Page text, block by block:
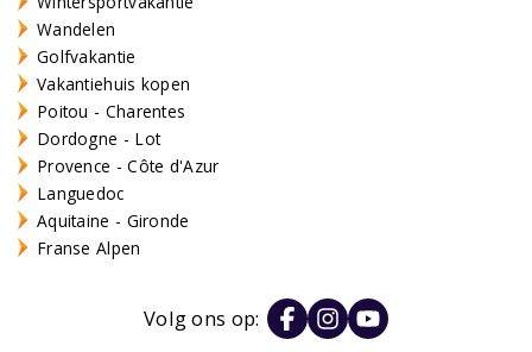
Wandelen
Golfvakantie
Vakantiehuis kopen
Poitou - Charentes
Dordogne - Lot
Provence - Côte d'Azur
Languedoc
Aquitaine - Gironde
Franse Alpen
Volg ons op: